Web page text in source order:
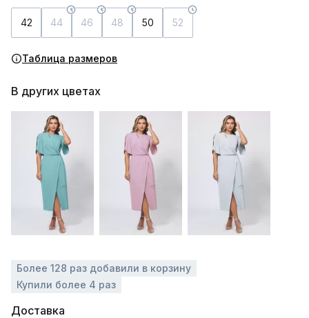
42 44 46 48 50 52
Таблица размеров
В других цветах
Более 128 раз добавили в корзину
Купили более 4 раз
Доставка